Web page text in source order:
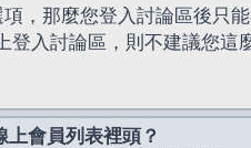
項，那麼您登入討論區後只
登入討論區，則不建議您
會員列表裡頭？